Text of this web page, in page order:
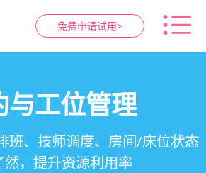
免费申请试用>
生馆管理系统
预约、服务、会员、财务、营
流程数字化管理
营销&锁客
制、精准营销、客户关怀，提
复购率与客单价
与工位管理
班、技师调度、房间/床位状态
然，提升资源利用率
案与效果追踪
务方案执行、效果对比，数据
展示服务价值